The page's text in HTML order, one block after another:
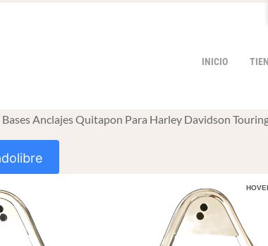
INICIO
Bases Anclajes Quitapon Para Harley Davidson